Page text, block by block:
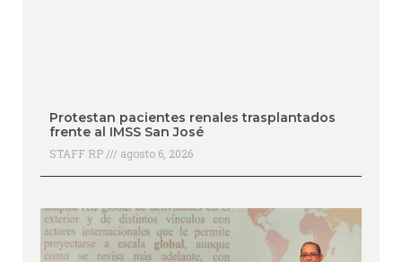
Protestan pacientes renales trasplantados
frente al IMSS San José
STAFF RP agosto 6, 2026